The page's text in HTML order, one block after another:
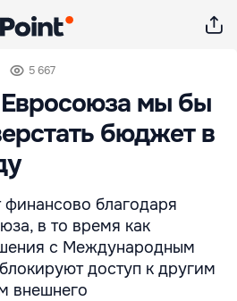
5 667
мы бы
бюджет в
благодаря
в то время как
с Международным
доступ к другим
внешнего